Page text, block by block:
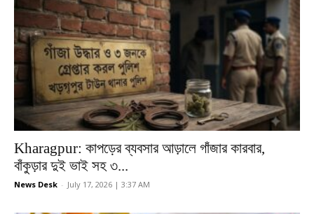
Kharagpur: কাপড়ের ব্যবসার আড়ালে গাঁজার কারবার,
বাঁকুড়ার দুই ভাই সহ ৩...
News Desk - July 17, 2026 | 3:37 AM